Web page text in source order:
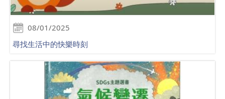
08/01/2025
尋找生活中的快樂時刻